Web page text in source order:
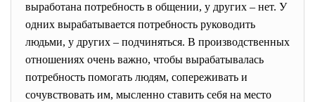
выработана потребность в общении, у других – нет. У
одних вырабатывается потребность руководить
людьми, у других – подчиняться. В производственных
отношениях очень важно, чтобы вырабатывалась
потребность помогать людям, сопереживать и
сочувствовать им, мысленно ставить себя на место